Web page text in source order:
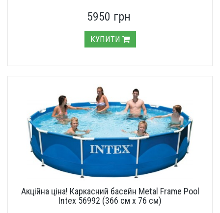
5950 грн
КУПИТИ
Акційна ціна! Каркасний басейн Metal Frame Pool
Intex 56992 (366 см х 76 см)